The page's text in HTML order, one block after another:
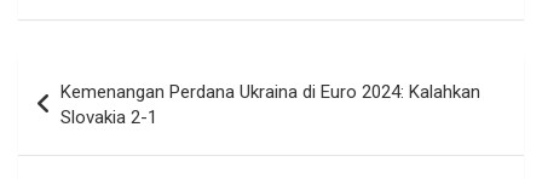
pos
Kemenangan Perdana Ukraina di Euro 2024: Kalahkan
Slovakia 2-1